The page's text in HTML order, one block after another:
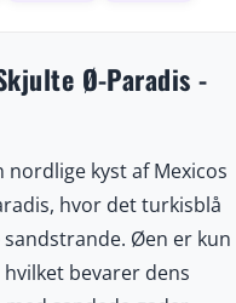
Ø-Paradis -
kyst af Mexicos
hvor det turkisblå
Øen er kun
bevarer dens